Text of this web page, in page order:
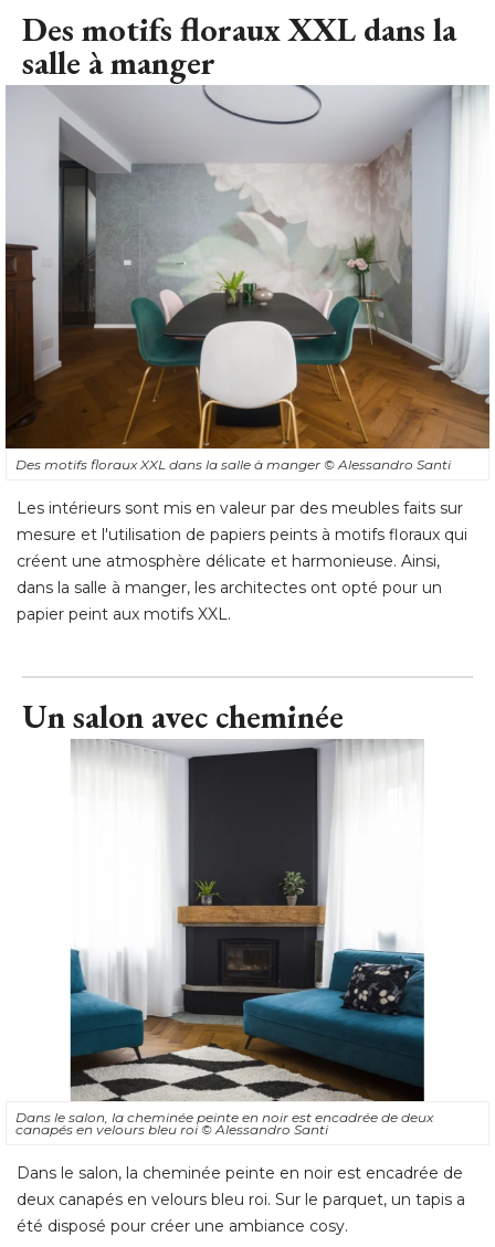
Des motifs floraux XXL dans la
salle à manger
Des motifs floraux XXL dans la salle à manger © Alessandro Santi
Les intérieurs sont mis en valeur par des meubles faits sur
mesure et l'utilisation de papiers peints à motifs floraux qui
créent une atmosphère délicate et harmonieuse. Ainsi,
dans la salle à manger, les architectes ont opté pour un
papier peint aux motifs XXL.
Un salon avec cheminée
Dans le salon, la cheminée peinte en noir est encadrée de deux
canapés en velours bleu roi © Alessandro Santi
Dans le salon, la cheminée peinte en noir est encadrée de
deux canapés en velours bleu roi. Sur le parquet, un tapis a
été disposé pour créer une ambiance cosy.